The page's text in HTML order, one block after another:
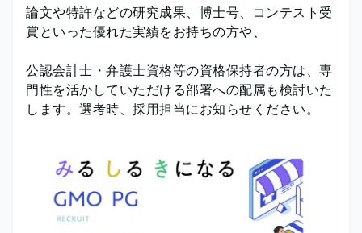
論文や特許などの研究成果、博士号、コンテスト受
賞といった優れた実績をお持ちの方や、
公認会計士・弁護士資格等の資格保持者の方は、専
門性を活かしていただける部署への配属も検討いた
します。選考時、採用担当にお知らせください。